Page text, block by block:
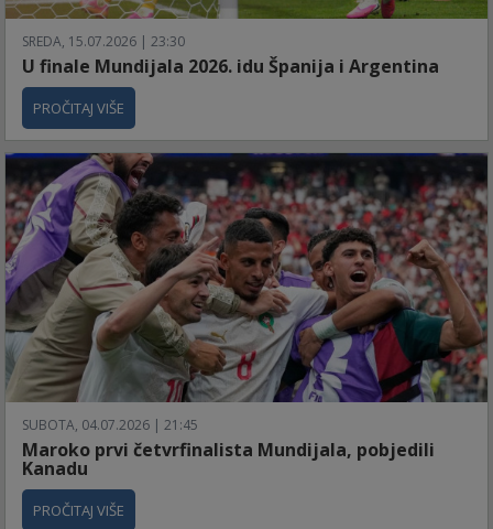
SREDA, 15.07.2026 | 23:30
U finale Mundijala 2026. idu Španija i Argentina
PROČITAJ VIŠE
SUBOTA, 04.07.2026 | 21:45
Maroko prvi četvrfinalista Mundijala, pobjedili
Kanadu
PROČITAJ VIŠE